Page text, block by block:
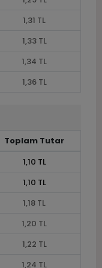
1,31 TL
1,33 TL
1,34 TL
1,36 TL
Toplam Tutar
1,10 TL
1,10 TL
1,18 TL
1,20 TL
1,22 TL
1,24 TL